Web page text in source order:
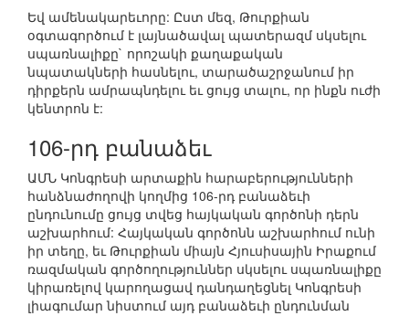
Եվ ամենակարեւորը: Ըստ մեզ, Թուրքիան
օգտագործում է լայնածավալ պատերազմ սկսելու
սպառնալիքը` որոշակի քաղաքական
նպատակների հասնելու, տարածաշրջանում իր
դիրքերն ամրապնդելու եւ ցույց տալու, որ ինքն ուժի
կենտրոն է:
106-րդ բանաձեւ
ԱՄՆ Կոնգրեսի արտաքին հարաբերությունների
հանձնաժողովի կողմից 106-րդ բանաձեւի
ընդունումը ցույց տվեց հայկական գործոնի դերն
աշխարհում: Հայկական գործոնն աշխարհում ունի
իր տեղը, եւ Թուրքիան միայն Հյուսիսային Իրաքում
ռազմական գործողություններ սկսելու սպառնալիքը
կիրառելով կարողացավ դանդաղեցնել Կոնգրեսի
լիագումար նիստում այդ բանաձեւի ընդունման